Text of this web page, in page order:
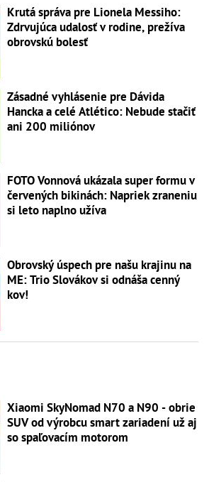
Krutá správa pre Lionela Messiho:
Zdrvujúca udalosť v rodine, prežíva
obrovskú bolesť
Zásadné vyhlásenie pre Dávida
Hancka a celé Atlético: Nebude stačiť
ani 200 miliónov
FOTO Vonnová ukázala super formu v
červených bikinách: Napriek zraneniu
si leto naplno užíva
Obrovský úspech pre našu krajinu na
ME: Trio Slovákov si odnáša cenný
kov!
Xiaomi SkyNomad N70 a N90 - obrie
SUV od výrobcu smart zariadení už aj
so spaľovacím motorom